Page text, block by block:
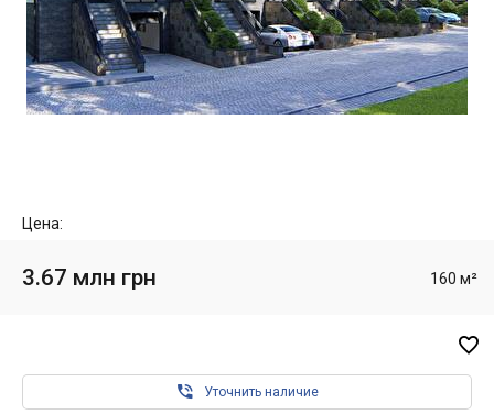
Цена:
3.67 млн грн 160 м²

 Уточнить наличие